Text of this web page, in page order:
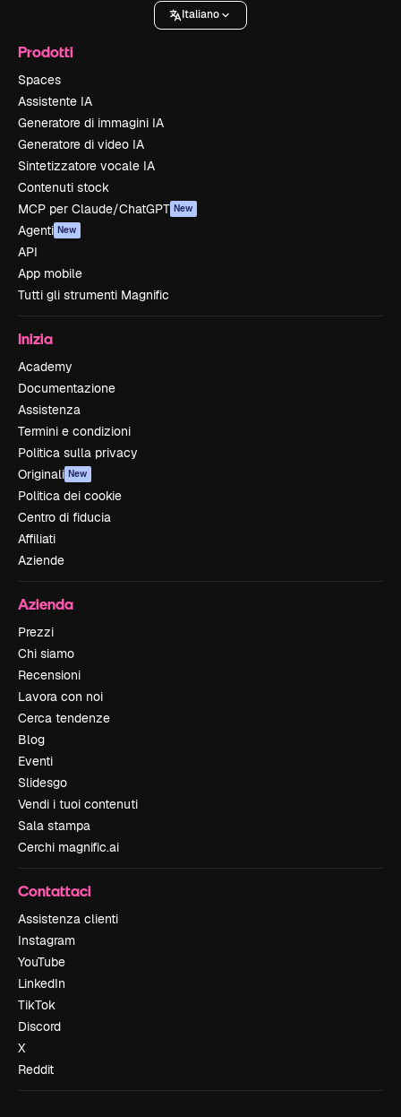
Italiano
Prodotti
Spaces
Assistente IA
Generatore di immagini IA
Generatore di video IA
Sintetizzatore vocale IA
Contenuti stock
MCP per Claude/ChatGPT New
Agenti New
API
App mobile
Tutti gli strumenti Magnific
Inizia
Academy
Documentazione
Assistenza
Termini e condizioni
Politica sulla privacy
Originali New
Politica dei cookie
Centro di fiducia
Affiliati
Aziende
Azienda
Prezzi
Chi siamo
Recensioni
Lavora con noi
Cerca tendenze
Blog
Eventi
Slidesgo
Vendi i tuoi contenuti
Sala stampa
Cerchi magnific.ai
Contattaci
Assistenza clienti
Instagram
YouTube
LinkedIn
TikTok
Discord
X
Reddit